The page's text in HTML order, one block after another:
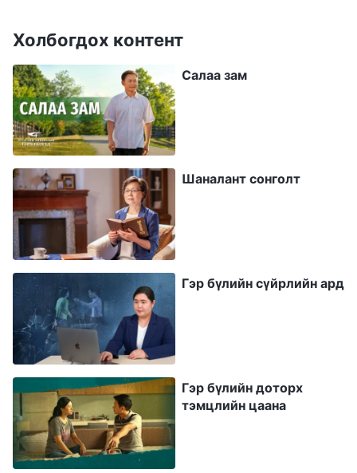
устгахгүй бол тэд Сатаны эзэмшилд орж,
түүгээр ашиглуулдаг—энэ бол түүний
зорилго”(Үг. II Боть: Бурханыг мэдэх тухай. Цор
ганц Бурхан Өөрөө IV). Энэ нь надад, эцсийн
өдрүүдийн Христийг дагахад маань пастор
саад хийх гээд байгаа явдал бол үнэндээ
сүнслэг тулаан гэдгийг олж харахад тусалсан.
Бурхан эцсийн өдрүүдэд хүмүүсийг шүүж,
цэвэрлэхээр үнэнийг илэрхийлдэг. Энэ нь
төлөө байдаг. Харин Сатан Бурханы дайсан
бөгөөд хүмүүс Бурханыг орхиж, Бурханаас
урваж, өөрийнх нь эрх мэдэл дор амьдраасай
гэсэндээ Бурханы ажлыг саатуулж,
хорлохоор элдэв янзын арга ашигладаг. Дараа
нь Сатан тэднийг хянаж чаддаг болоод,
эцэстээ тэд Сатантай хамт тамд шийтгүүлнэ.
Холбогдох контент
Салаа зам
Шаналант сонголт
Гэр бүлийн сүйрлийн ард
Гэр бүлийн доторх
тэмцлийн цаана